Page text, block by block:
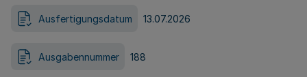
Ausfertigungsdatum 13.07.2026
Ausgabennummer 188